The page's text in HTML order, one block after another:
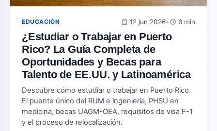
EDUCACIÓN calendar_month 12 jun 2026•schedule 6 min
¿Estudiar o Trabajar en Puerto
Rico? La Guía Completa de
Oportunidades y Becas para
Talento de EE.UU. y Latinoamérica
Descubre cómo estudiar o trabajar en Puerto Rico.
El puente único del RUM e ingeniería, PHSU en
medicina, becas UAGM-OEA, requisitos de visa F-1
y el proceso de relocalización.